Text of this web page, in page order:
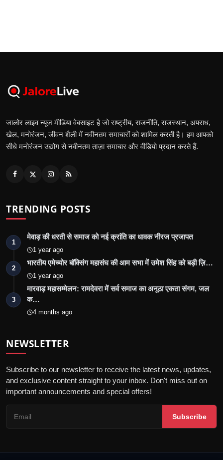
जालोर लाइव न्यूज मीडिया वेबसाइट है जो राष्ट्रीय, राजनीति, राजस्थान, अपराध,
खेल, मनोरंजन, जीवन शैली में नवीनतम समाचारों को शामिल करती है। हम आपको
सीधे मनोरंजन उद्योग से नवीनतम ताज़ा समाचार और वीडियो प्रदान करते हैं.
TRENDING POSTS
1
मेवाड़ की धरती से समाज को नई क्रांति का धावक नीरज प्रजापत
1 year ago
2
भारतीय एमेच्योर बॉक्सिंग महासंघ की आम सभा में उमेश सिंह को बड़ी ज़ि…
1 year ago
3
मारवाड़ महासम्मेलन: रामदेवरा में सर्व समाज का अनूठा एकता संगम, जल
क…
4 months ago
NEWSLETTER
Subscribe to our newsletter to receive the latest news, updates,
and exclusive content straight to your inbox. Don't miss out on
important announcements and special offers!
Subscribe